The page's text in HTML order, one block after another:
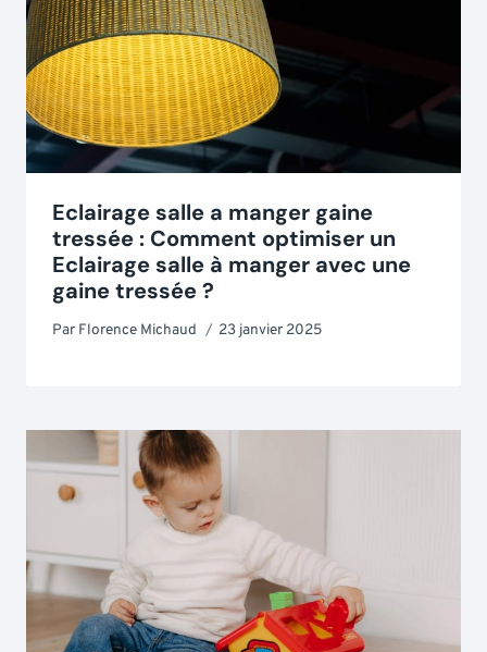
Eclairage salle a manger gaine
tressée : Comment optimiser un
Eclairage salle à manger avec une
gaine tressée ?
Par Florence Michaud 23 janvier 2025